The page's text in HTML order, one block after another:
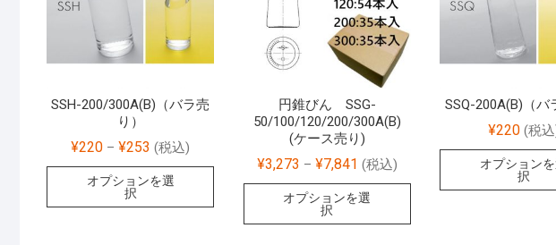
SSH-200/300A(B)（バラ売
り）
¥220 – ¥253 (税込)
オプションを選
択
円錐びん SSG-
50/100/120/200/300A(B)
(ケース売り)
¥3,273 – ¥7,841 (税込)
オプションを選
択
SSQ-200A(B)（バ
¥220 (税
オプション
択